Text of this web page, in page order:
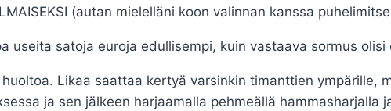
(autan mielelläni koon valinnan kanssa
useita satoja euroja edullisempi, kuin vastaava sormus
Likaa saattaa kertyä varsinkin timanttien ympärille,
ja sen jälkeen harjaamalla pehmeällä hammasharjalla